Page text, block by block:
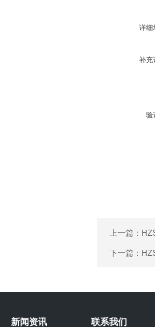
详细
补充
验
上一篇：
下一篇：
新闻资讯 联系我们